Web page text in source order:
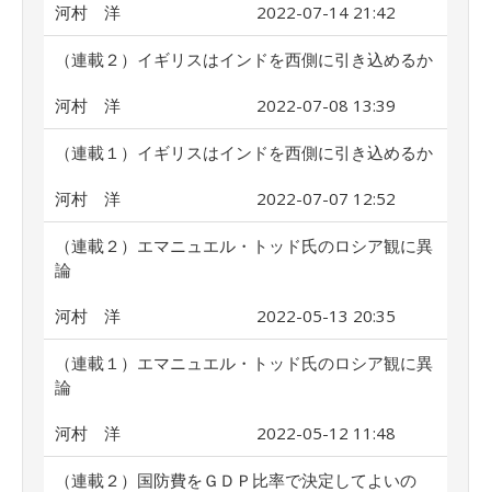
河村 洋 2022-07-14 21:42
（連載２）イギリスはインドを西側に引き込めるか
河村 洋 2022-07-08 13:39
（連載１）イギリスはインドを西側に引き込めるか
河村 洋 2022-07-07 12:52
（連載２）エマニュエル・トッド氏のロシア観に異
論
河村 洋 2022-05-13 20:35
（連載１）エマニュエル・トッド氏のロシア観に異
論
河村 洋 2022-05-12 11:48
（連載２）国防費をＧＤＰ比率で決定してよいの